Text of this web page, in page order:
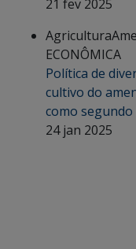
21 fev 2025
Agricultura
ECONÔMICA
Política de
cultivo do
como
24 jan 2025